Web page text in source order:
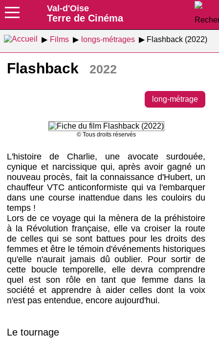
Val-d'Oise
Terre de Cinéma
Films longs-métrages Flashback (2022)
Flashback 2022
long-métrage
© Tous droits réservés
L'histoire de Charlie, une avocate surdouée,
cynique et narcissique qui, après avoir gagné un
nouveau procès, fait la connaissance d'Hubert, un
chauffeur VTC anticonformiste qui va l'embarquer
dans une course inattendue dans les couloirs du
temps !
Lors de ce voyage qui la mènera de la préhistoire
à la Révolution française, elle va croiser la route
de celles qui se sont battues pour les droits des
femmes et être le témoin d'événements historiques
qu'elle n'aurait jamais dû oublier. Pour sortir de
cette boucle temporelle, elle devra comprendre
quel est son rôle en tant que femme dans la
société et apprendre à aider celles dont la voix
n'est pas entendue, encore aujourd'hui.
Le tournage